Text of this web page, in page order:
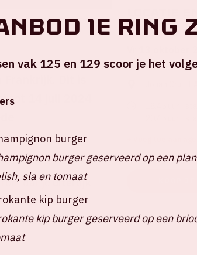
Dit is
tot 14 juli 2024
dat je uiterlijk
missen. Zorg
betere
1e ring
vak 125 en 129 scoor je het
burger
burger geserveerd op een
sla en tomaat
kip burger
kip burger geserveerd op een